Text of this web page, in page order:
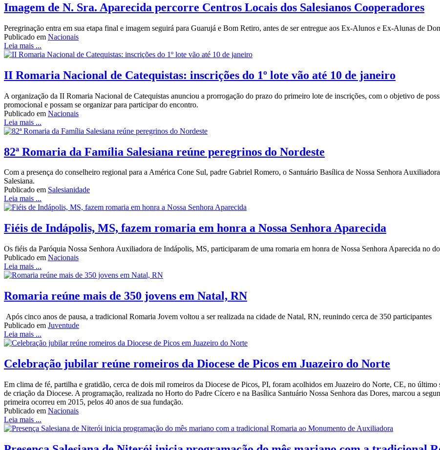
Imagem de N. Sra. Aparecida percorre Centros Locais dos Salesianos Cooperadores
Peregrinação entra em sua etapa final e imagem seguirá para Guarujá e Bom Retiro, antes de ser entregue aos Ex-Alunos e Ex-Alunas de
Publicado em Nacionais
Leia mais ...
II Romaria Nacional de Catequistas: inscrições do 1º lote vão até 10 de janeiro
A organização da II Romaria Nacional de Catequistas anunciou a prorrogação do prazo do primeiro lote de inscrições, com o objetivo de
promocional e possam se organizar para participar do encontro.
Publicado em Nacionais
Leia mais ...
82ª Romaria da Família Salesiana reúne peregrinos do Nordeste
Com a presença do conselheiro regional para a América Cone Sul, padre Gabriel Romero, o Santuário Basílica de Nossa Senhora
Salesiana.
Publicado em Salesianidade
Leia mais ...
Fiéis de Indápolis, MS, fazem romaria em honra a Nossa Senhora Aparecida
Os fiéis da Paróquia Nossa Senhora Auxiliadora de Indápolis, MS, participaram de uma romaria em honra de Nossa Senhora Aparecida no
Publicado em Nacionais
Leia mais ...
Romaria reúne mais de 350 jovens em Natal, RN
Após cinco anos de pausa, a tradicional Romaria Jovem voltou a ser realizada na cidade de Natal, RN, reunindo cerca de 350 participantes
Publicado em Juventude
Leia mais ...
Celebração jubilar reúne romeiros da Diocese de Picos em Juazeiro do Norte
Em clima de fé, partilha e gratidão, cerca de dois mil romeiros da Diocese de Picos, PI, foram acolhidos em Juazeiro do Norte, CE, no
de criação da Diocese. A programação, realizada no Horto do Padre Cícero e na Basílica Santuário Nossa Senhora das Dores, marcou a
primeira ocorreu em 2015, pelos 40 anos de sua fundação.
Publicado em Nacionais
Leia mais ...